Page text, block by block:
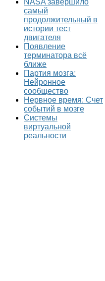
NASA завершило
самый
продолжительный в
истории тест
двигателя
Появление
терминатора всё
ближе
Партия мозга:
Нейронное
сообщество
Нервное время: Счет
событий в мозге
Системы
виртуальной
реальности